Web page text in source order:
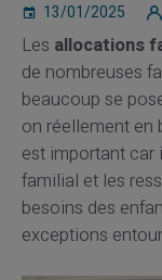
13/01/2025
Les allocations
de nombreuses
beaucoup se
on réellement en
est important
familial et les
besoins des
exceptions